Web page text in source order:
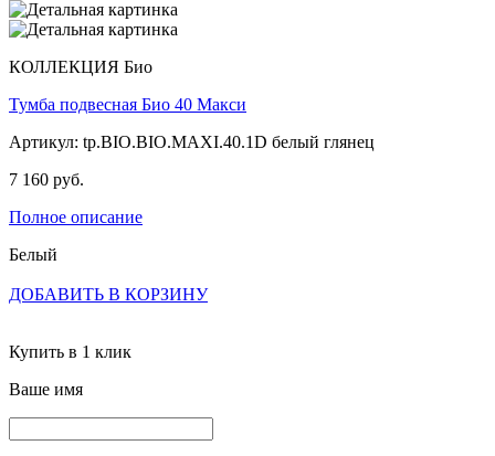
КОЛЛЕКЦИЯ Био
Тумба подвесная Био 40 Макси
Артикул: tp.BIO.BIO.MAXI.40.1D белый глянец
7 160 руб.
Полное описание
Белый
ДОБАВИТЬ В КОРЗИНУ
Купить в 1 клик
Ваше имя